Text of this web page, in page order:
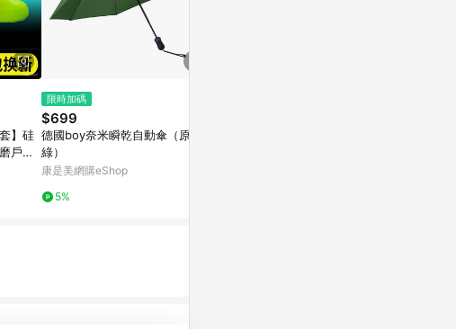
】硅
戶外
限時加碼
$699
德國boy奈米瞬乾自動傘（原野
綠）
康是美網購eShop
5%